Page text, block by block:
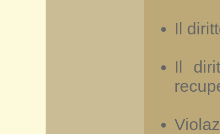
Il
Il